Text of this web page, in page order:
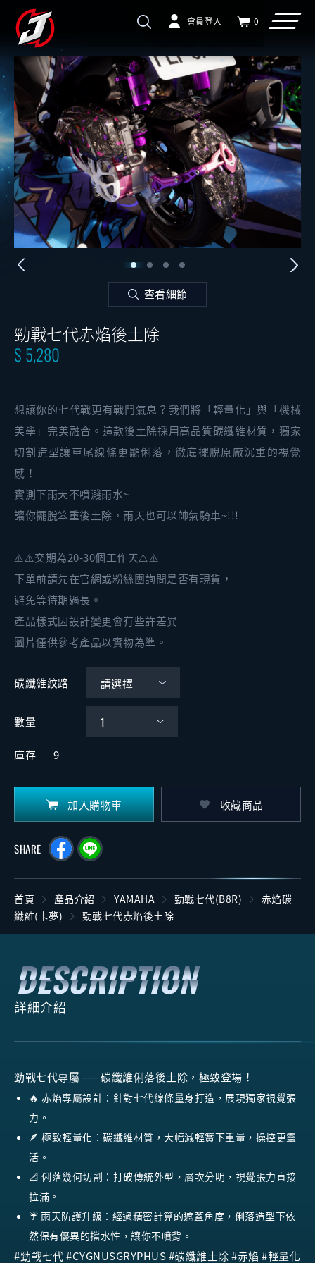
會員登入 0
查看細節
勁戰七代赤焰後土除
$ 5,280
想讓你的七代戰更有戰鬥氣息？我們將「輕量化」與「機械
美學」完美融合。這款後土除採用高品質碳纖維材質，獨家
切割造型讓車尾線條更顯俐落，徹底擺脫原廠沉重的視覺
感！
實測下雨天不噴濺雨水~
讓你擺脫笨重後土除，雨天也可以帥氣騎車~!!!
⚠️⚠️交期為20-30個工作天⚠️⚠️
下單前請先在官網或粉絲團詢問是否有現貨，
避免等待期過長。
產品樣式因設計變更會有些許差異
圖片僅供參考產品以實物為準。
碳纖維紋路
數量
庫存 9
加入購物車 收藏商品
SHARE
首頁 產品介紹 YAMAHA 勁戰七代(B8R)
赤焰碳
纖維(卡夢)
勁戰七代赤焰後土除
詳細介紹
勁戰七代專屬 ── 碳纖維俐落後土除，極致登場！
🔥 赤焰專屬設計 ：針對七代線條量身打造，展現獨家視覺張
力。
🪶 極致輕量化 ：碳纖維材質，大幅減輕簧下重量，操控更靈
活。
📐 俐落幾何切割 ：打破傳統外型，層次分明，視覺張力直接
拉滿。
☔ 雨天防護升級 ：經過精密計算的遮蓋角度，俐落造型下依
然保有優異的擋水性，讓你不噴背。
#勁戰七代 #CYGNUSGRYPHUS #碳纖維土除 #赤焰 #輕量化